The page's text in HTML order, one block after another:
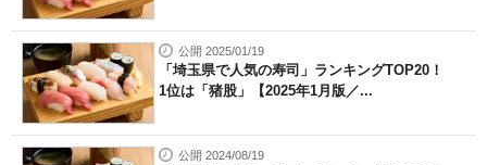
公開 2025/01/19
「埼玉県で人気の寿司」ランキングTOP20！
1位は「猪股」【2025年1月版／...
公開 2024/08/19